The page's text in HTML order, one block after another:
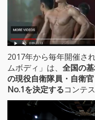
2017年から毎年開催さ
ムボディ」は、 全国の
の現役自衛隊員・自衛
No.1を決定するコンテ